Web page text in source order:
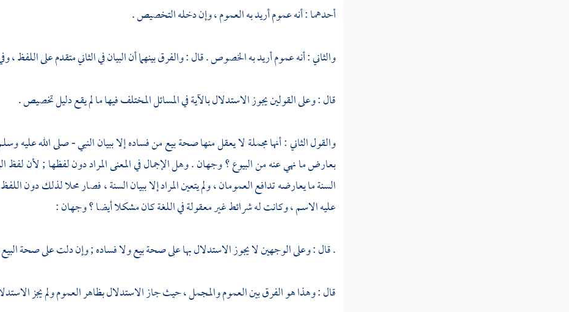
أحدهما : أنه عموم أريد به العموم ، وإن دخله التخصيص .
والثاني : أنه عموم أريد به الخصوص . قال : والفرق بينهما أن البيان في الثاني متقدم على اللفظ ،
قال : وعلى القولين يجوز الاستدلال بالآية في المسائل المختلف فيها ما لم يقع دليل تخصيص .
والقول الثاني : أنها مجملة لا يعقل منها صحة بيع من فساده إلا ببيان النبي - صلى الله عليه
بعارض ما نهي عنه من البيوع ؟ وجهان . وهل الإجمال في المعنى المراد دون لفظها ; لأن لفظ
السنة ما يعارضه تدافع العمومان ، ولم يتعين المراد إلا ببيان السنة ، فصار محلا لذلك دون
عليه الاسم ، وكانت له شرائط غير معقولة في اللغة كان مشكلا أيضا ؟ وجهان :
. قال : وعلى الوجهين لا يجوز الاستدلال بها على صحة بيع ولا فساده ; وإن دلت على صحة
قال : وهذا هو الفرق بين العموم والمجمل ، حيث جاز الاستدلال بظاهر العموم ولم يجز